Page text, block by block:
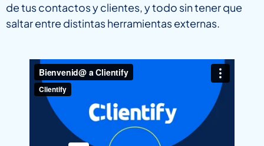
de tus contactos y clientes, y todo sin tener que
saltar entre distintas herramientas externas.